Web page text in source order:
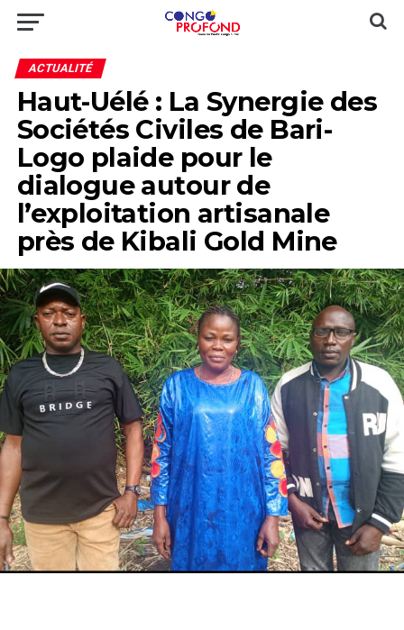
ACTUALITÉ
Haut-Uélé : La Synergie des
Sociétés Civiles de Bari-
Logo plaide pour le
dialogue autour de
l’exploitation artisanale
près de Kibali Gold Mine